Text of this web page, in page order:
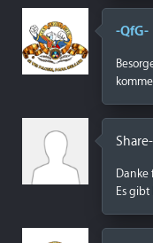
-QfG-
Danke
Es